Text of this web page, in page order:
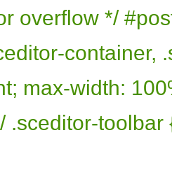
overflow */
container,
max-width:
.sceditor-